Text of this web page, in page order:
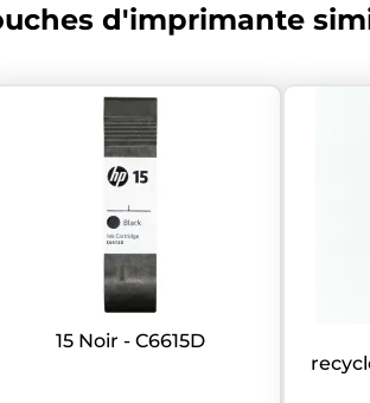
d'imprimante
15 Noir - C6615D